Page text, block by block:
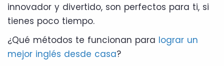
innovador y divertido, son perfectos para ti, si
tienes poco tiempo.
¿Qué métodos te funcionan para lograr un
mejor inglés desde casa?